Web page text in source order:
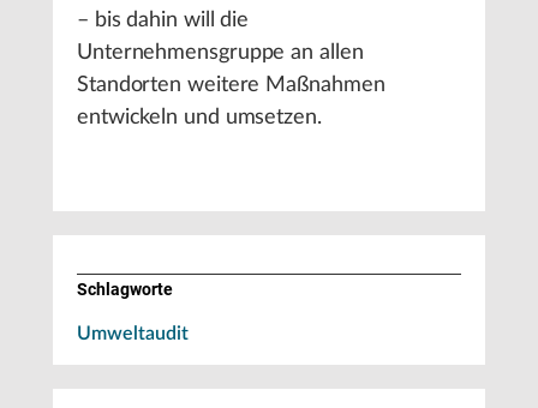
– bis dahin will die
Unternehmensgruppe an allen
Standorten weitere Maßnahmen
entwickeln und umsetzen.
Schlagworte
Umweltaudit